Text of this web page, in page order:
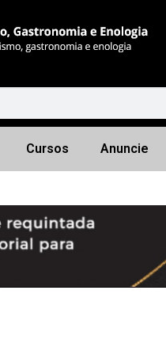
Cursos Anuncie